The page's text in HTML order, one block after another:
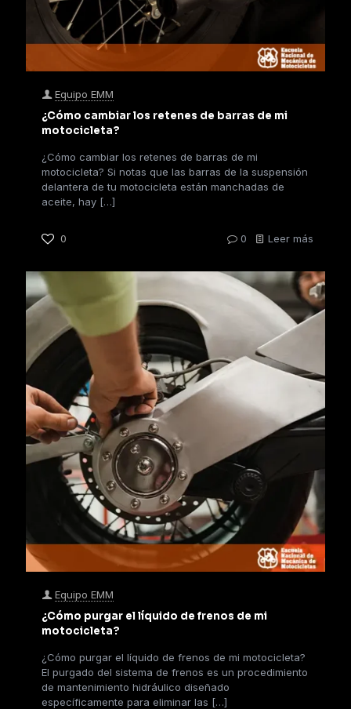
Equipo EMM
¿Cómo cambiar los retenes de barras de mi
motocicleta?
¿Cómo cambiar los retenes de barras de mi
motocicleta? Si notas que las barras de la suspensión
delantera de tu motocicleta están manchadas de
aceite, hay […]
0 0 Leer más
Equipo EMM
¿Cómo purgar el líquido de frenos de mi
motocicleta?
¿Cómo purgar el líquido de frenos de mi motocicleta?
El purgado del sistema de frenos es un procedimiento
de mantenimiento hidráulico diseñado
específicamente para eliminar las […]